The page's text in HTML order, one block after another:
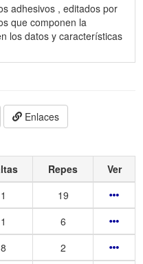
adhesivos , editados por
que componen la
los datos y características
Enlaces
Repes
Ver
1
19
1
6
8 2